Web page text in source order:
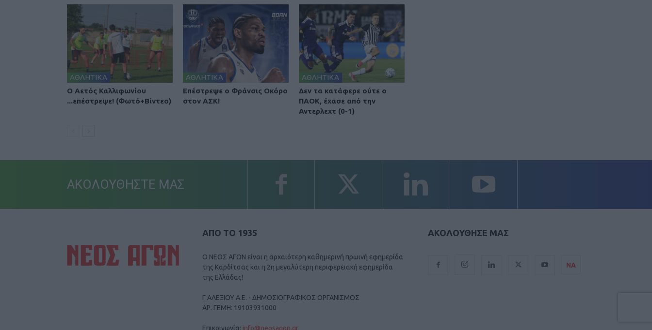
ΑΘΛΗΤΙΚΑ
Ο Αετός Καλλιφωνίου
...επέστρεψε! (Φωτό+Βίντεο)
ΑΘΛΗΤΙΚΑ
Επέστρεψε ο Φράνσις Οκόρο
στον ΑΣΚ!
ΑΘΛΗΤΙΚΑ
Δεν τα κατάφερε ούτε ο
ΠΑΟΚ, έχασε από την
Αντερλεχτ (0-1)
ΑΚΟΛΟΥΘΗΣΤΕ ΜΑΣ
ΑΠΟ ΤΟ 1935
Ο ΝΕΟΣ ΑΓΩΝ είναι η αρχαιότερη καθημερινή πρωινή εφημερίδα
της Καρδίτσας και η 2η μεγαλύτερη περιφερειακή εφημερίδα
της Ελλάδας!
Γ ΑΛΕΞΙΟΥ Α.Ε. - ΔΗΜΟΣΙΟΓΡΑΦΙΚΟΣ ΟΡΓΑΝΙΣΜΟΣ
ΑΡ. ΓΕΜΗ: 19103931000
Επικοινωνία: info@neosagon.gr
ΑΚΟΛΟΥΘΗΣΕ ΜΑΣ
ΝΑ